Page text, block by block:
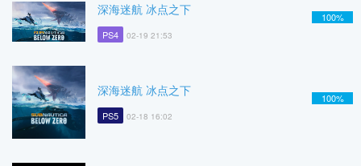
深海迷航 冰点之下
PS4 02-19 21:53
100%
深海迷航 冰点之下
PS5 02-18 16:02
100%